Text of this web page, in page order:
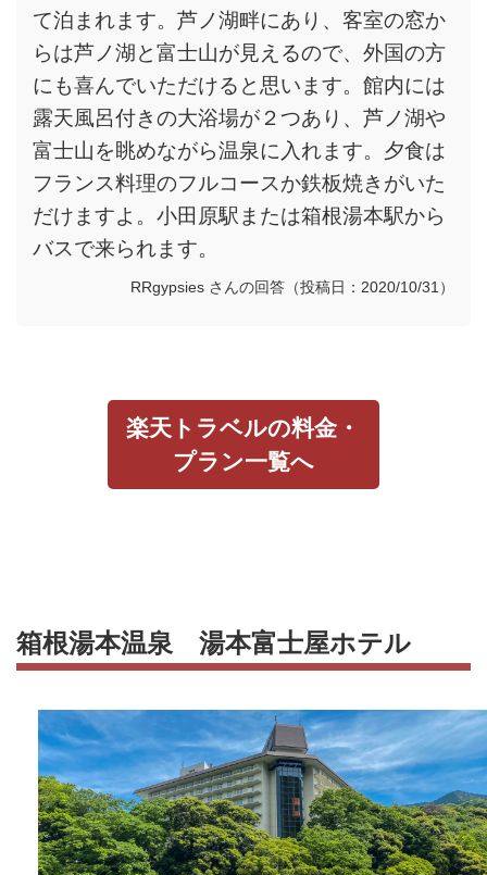
て泊まれます。芦ノ湖畔にあり、客室の窓か
らは芦ノ湖と富士山が見えるので、外国の方
にも喜んでいただけると思います。館内には
露天風呂付きの大浴場が２つあり、芦ノ湖や
富士山を眺めながら温泉に入れます。夕食は
フランス料理のフルコースか鉄板焼きがいた
だけますよ。小田原駅または箱根湯本駅から
バスで来られます。
RRgypsies さんの回答（投稿日：2020/10/31）
楽天トラベルの料金・
プラン一覧へ
箱根湯本温泉 湯本富士屋ホテル